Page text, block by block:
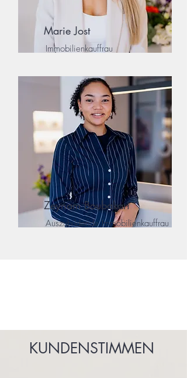
Marie Jost
Immobilienkauffrau
Zeynam Boubakari
Auszubildende Immobilienkauffrau
KUNDENSTIMMEN